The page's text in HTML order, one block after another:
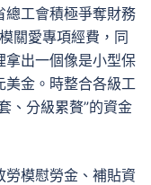
總工會積極爭奪財務
關愛專項經費，同
拿出一個像是小型保
美金。時整合各級工
、分級累贅”的資金
模慰勞金、補貼資